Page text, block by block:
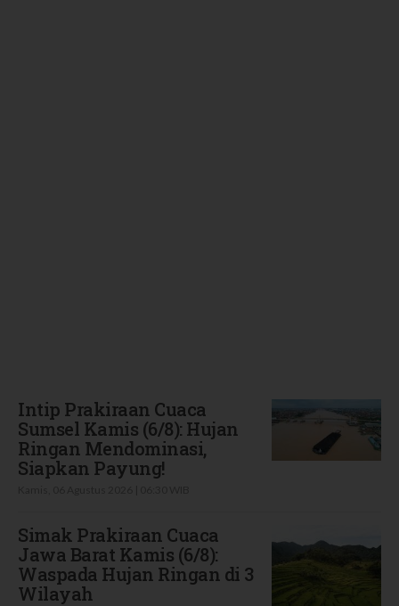
Intip Prakiraan Cuaca
Sumsel Kamis (6/8): Hujan
Ringan Mendominasi,
Siapkan Payung!
Simak Prakiraan Cuaca
Jawa Barat Kamis (6/8):
Waspada Hujan Ringan di 3
Wilayah